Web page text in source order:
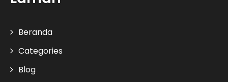
Beranda
Categories
Blog